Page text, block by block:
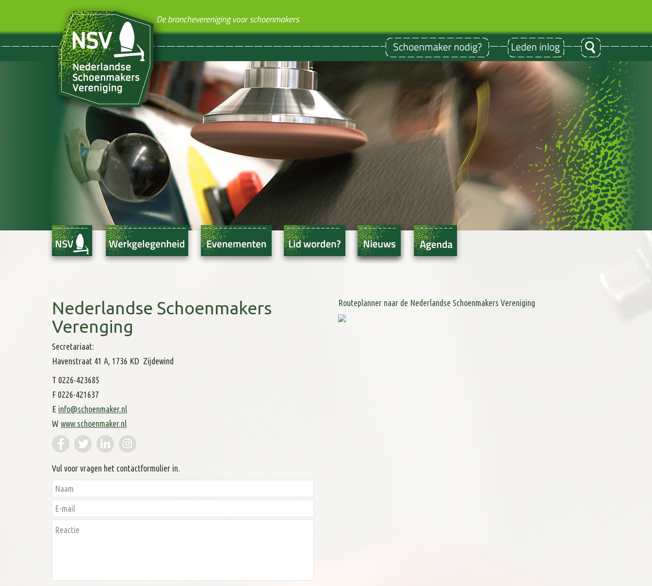
Nederlandse Schoenmakers
Verenging
Secretariaat:
Havenstraat 41 A, 1736 KD Zijdewind
T 0226-423685
F 0226-421637
E info@schoenmaker.nl
W www.schoenmaker.nl
Vul voor vragen het contactformulier in.
Routeplanner naar de Nederlandse Schoenmakers Vereniging